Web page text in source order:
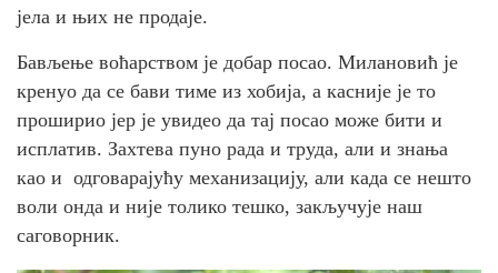
јела и њих не продаје.
Бављење воћарством је добар посао. Милановић је
кренуо да се бави тиме из хобија, а касније је то
проширио јер је увидео да тај посао може бити и
исплатив. Захтева пуно рада и труда, али и знања
као и одговарајућу механизацију, али када се нешто
воли онда и није толико тешко, закључује наш
саговорник.